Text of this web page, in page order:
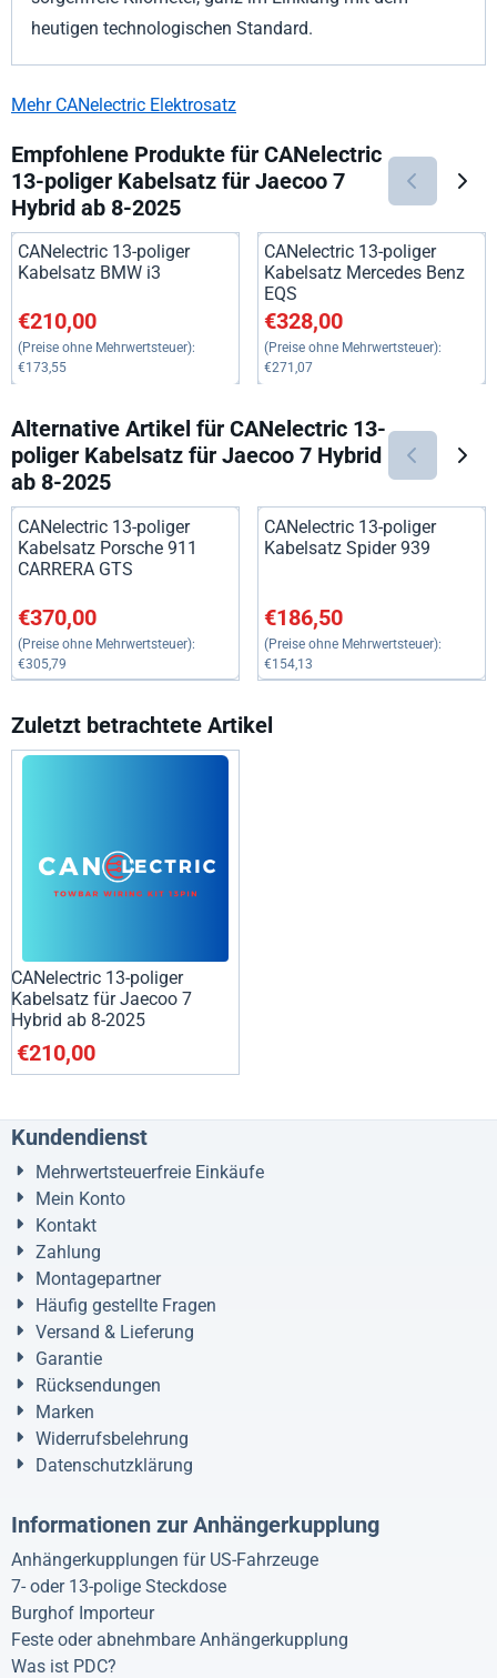
heutigen technologischen Standard.
Mehr CANelectric Elektrosatz
Empfohlene Produkte für CANelectric
13-poliger Kabelsatz für Jaecoo 7
Hybrid ab 8-2025
CANelectric 13-poliger
Kabelsatz BMW i3
Preis: 210,00, ohne MwSt.: 173,55
€210,00
(Preise ohne Mehrwertsteuer):
€173,55
CANelectric 13-poliger
Kabelsatz Mercedes Benz
EQS
Preis: 328,00, ohne MwSt.:
€328,00
(Preise ohne Mehrwertsteuer):
€271,07
Alternative Artikel für CANelectric 13-
poliger Kabelsatz für Jaecoo 7 Hybrid
ab 8-2025
CANelectric 13-poliger
Kabelsatz Porsche 911
CARRERA GTS
Preis: 370,00, ohne MwSt.: 305,79
€370,00
(Preise ohne Mehrwertsteuer):
€305,79
CANelectric 13-poliger
Kabelsatz Spider 939
Preis: 186,50, ohne MwSt.:
€186,50
(Preise ohne Mehrwertsteuer):
€154,13
Zuletzt betrachtete Artikel
CANelectric 13-poliger
Kabelsatz für Jaecoo 7
Hybrid ab 8-2025
€210,00
Kundendienst
Mehrwertsteuerfreie Einkäufe
Mein Konto
Kontakt
Zahlung
Montagepartner
Häufig gestellte Fragen
Versand & Lieferung
Garantie
Rücksendungen
Marken
Widerrufsbelehrung
Datenschutzklärung
Informationen zur Anhängerkupplung
Anhängerkupplungen für US-Fahrzeuge
7- oder 13-polige Steckdose
Burghof Importeur
Feste oder abnehmbare Anhängerkupplung
Was ist PDC?